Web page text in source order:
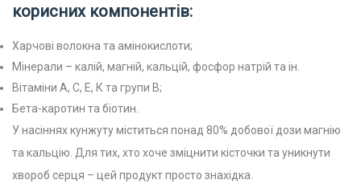
корисних компонентів:
Харчові волокна та амінокислоти;
Мінерали – калій, магній, кальцій, фосфор натрій та ін.
Вітаміни А, С, Е, К та групи В;
Бета-каротин та біотин.
У насіннях кунжуту міститься понад 80% добової дози магнію
та кальцію. Для тих, хто хоче зміцнити кісточки та уникнути
хвороб серця – цей продукт просто знахідка.